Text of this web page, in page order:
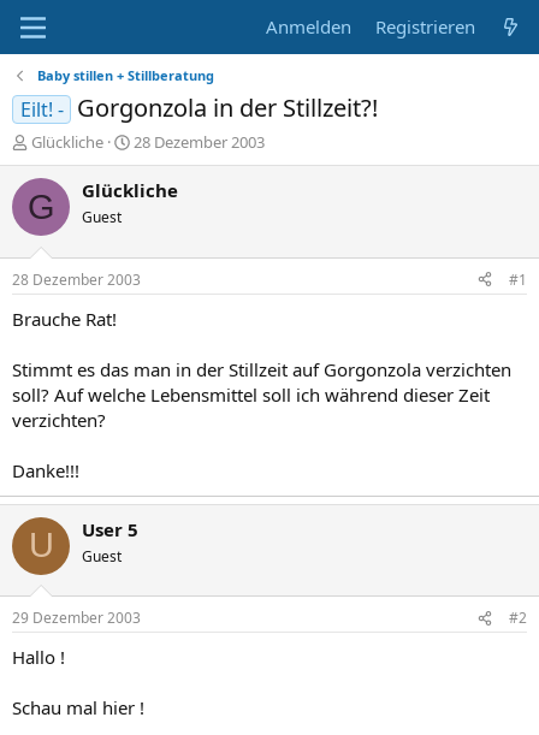
Anmelden Registrieren
Baby stillen + Stillberatung
Eilt! - Gorgonzola in der Stillzeit?!
E
r
s
t
e
r
Glückliche
E
r
s
l
t
28 Dezember 2003
G Glückliche
Guest
28 Dezember 2003 #1
Brauche Rat!
Stimmt es das man in der Stillzeit auf Gorgonzola verzichten
soll? Auf welche Lebensmittel soll ich während dieser Zeit
verzichten?
Danke!!!
U User 5
Guest
29 Dezember 2003 #2
Hallo !
Schau mal hier !